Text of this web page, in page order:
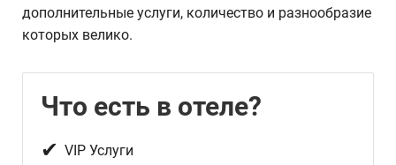
дополнительные услуги, количество и разнообразие
которых велико.
Что есть в отеле?
✔ VIP Услуги